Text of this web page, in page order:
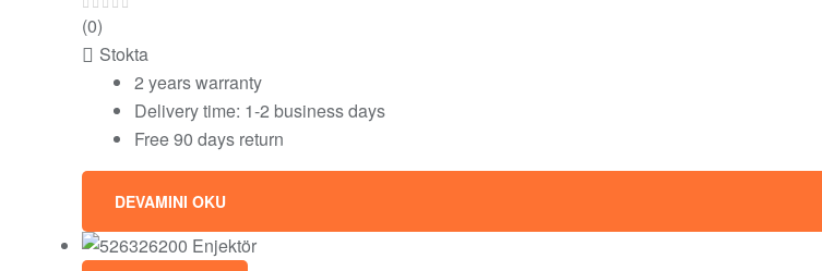
(0)
Stokta
2 years warranty
Delivery time: 1-2 business days
Free 90 days return
DEVAMINI OKU